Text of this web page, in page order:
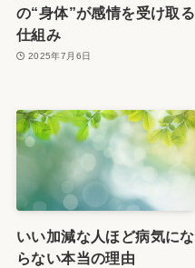
の“身体”が感情を受け取る
仕組み
2025年7月6日
いい加減な人ほど病気にな
らない本当の理由